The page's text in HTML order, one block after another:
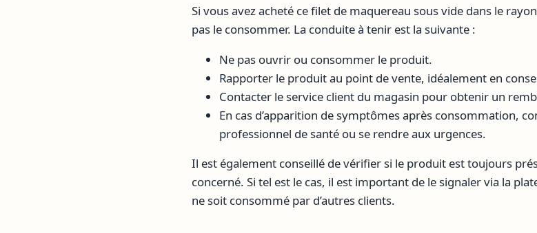
Si vous avez acheté ce filet de maquereau sous vide dans le
pas le consommer. La conduite à tenir est la suivante :
Ne pas ouvrir ou consommer le produit.
Rapporter le produit au point de vente, idéalement en
Contacter le service client du magasin pour obtenir un
En cas d’apparition de symptômes après consommation,
professionnel de santé ou se rendre aux urgences.
Il est également conseillé de vérifier si le produit est toujours
concerné. Si tel est le cas, il est important de le signaler via la
ne soit consommé par d’autres clients.